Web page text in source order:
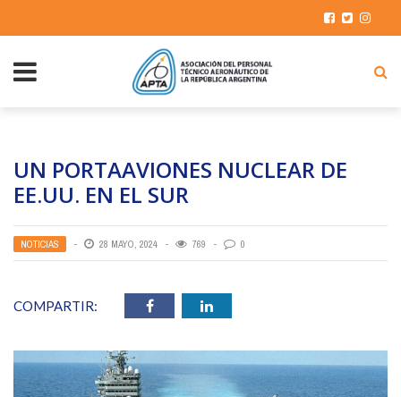
UN PORTAAVIONES NUCLEAR DE
EE.UU. EN EL SUR
NOTICIAS 28 MAYO, 2024 769 0
COMPARTIR: